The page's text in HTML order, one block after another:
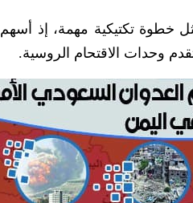
خطوة تكتيكية مهمة، إذ
وحدات الاقتحام الروسية.